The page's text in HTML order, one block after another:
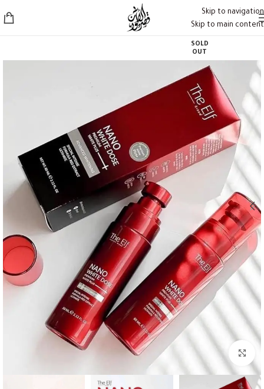
Skip to navigation
Skip to main content
SOLD
OUT